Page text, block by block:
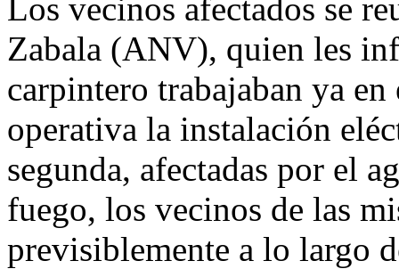
Los vecinos afectados se
Zabala (ANV), quien les
carpintero trabajaban ya
operativa la instalación
segunda, afectadas por el
fuego, los vecinos de las
previsiblemente a lo largo